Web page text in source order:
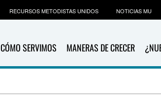
CÓMO SERVIMOS MANERAS DE CRECER
RECURSOS METODISTAS UNIDOS NOTICIAS MU